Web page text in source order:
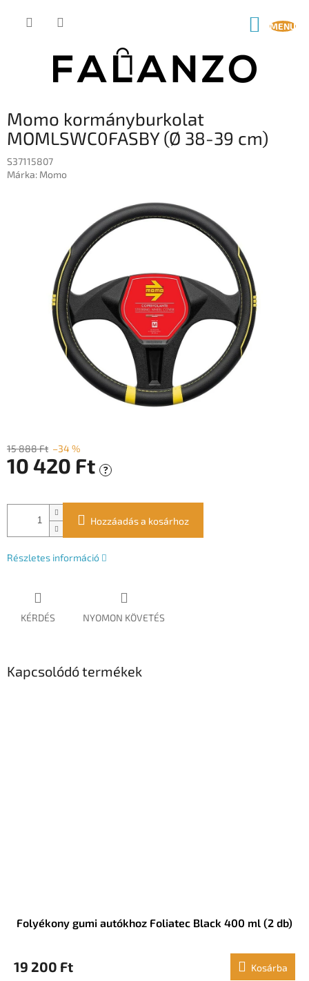
KOSÁR
Momo kormányburkolat
MOMLSWC0FASBY (Ø 38-39 cm)
S37115807
Márka: Momo
15 888 Ft –34 %
10 420 Ft ?
Hozzáadás a kosárhoz
Részletes információ
KÉRDÉS NYOMON KÖVETÉS
Kapcsolódó termékek
Folyékony gumi autókhoz Foliatec Black 400 ml (2 db)
19 200 Ft Kosárba